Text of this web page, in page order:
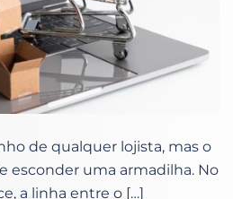
de qualquer lojista, mas o
esconder uma armadilha. No
a linha entre o […]